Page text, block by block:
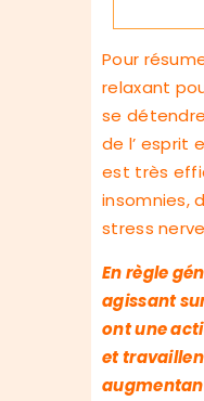
Pour
relaxant
se
de l’ esprit
est très
insomnies,
stress
En règle
agissant
ont une
et